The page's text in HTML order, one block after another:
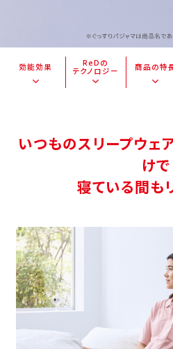
効能効果
ReDの
テクノロジー
商品の特
いつものスリープウェ
けで
寝ている間も